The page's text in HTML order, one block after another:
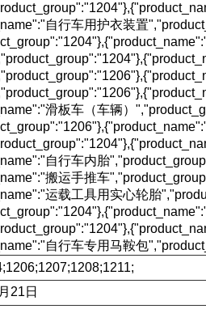
自行车用护衣装置
滑板车（车辆）
自行车内胎
搬运手推车
运载工具用实心轮胎
自行车专用马鞍包
21日